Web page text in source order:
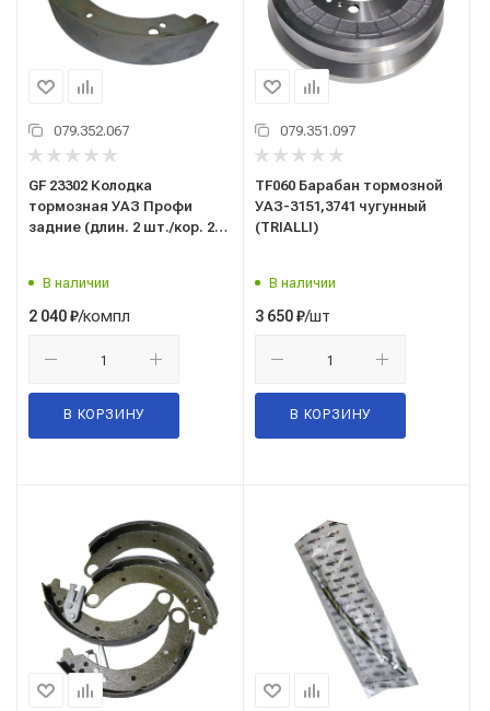
079.352.067
GF 23302 Колодка
тормозная УАЗ Профи
задние (длин. 2 шт./кор. 2
В наличии
2 040₽/компл
В КОРЗИНУ
079.351.097
TF060 Барабан тормозной
УАЗ-3151,3741 чугунный
(TRIALLI)
В наличии
3 650₽/шт
В КОРЗИНУ